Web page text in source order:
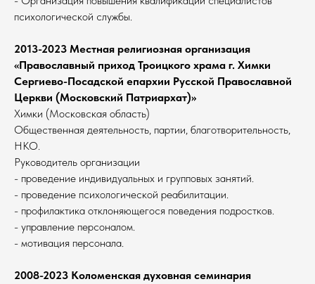
психологической службы.
2013-2023 Местная религиозная организация
«Православный приход Троицкого храма г. Химки
Сергиево-Посадской епархии Русской Православной
Церкви (Московский Патриархат)»
Химки (Московская область)
Общественная деятельность, партии, благотворительность,
НКО.
Руководитель организации
- проведение индивидуальных и групповых занятий.
- проведение психологической реабилитации.
- профилактика отклоняющегося поведения подростков.
- управление персоналом.
- мотивация персонала.
2008-2023 Коломенская духовная семинария